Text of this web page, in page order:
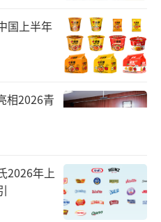
著，区域市场出现冷
营收下降15.23%，相
业板块成为重要增长支
别为70.23亿元（7.4
）。区域市场表现
华东、华北和西南地区
同比超10%的下滑。
国上半年
相2026青
2026年上